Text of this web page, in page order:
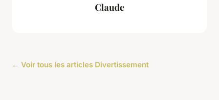
Claude
← Voir tous les articles Divertissement